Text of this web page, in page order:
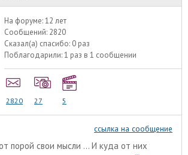
На форуме:12 лет
Сообщений: 2820
Сказал(а) спасибо: 0 раз
Поблагодарили:1 раз в 1 сообщении
2820 27 5
ссылка на сообщение
порой свои мысли ... И куда от них